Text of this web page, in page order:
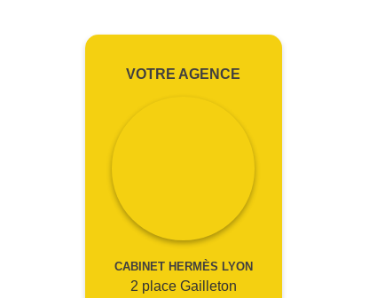
VOTRE AGENCE
CABINET HERMÈS LYON
2 place Gailleton